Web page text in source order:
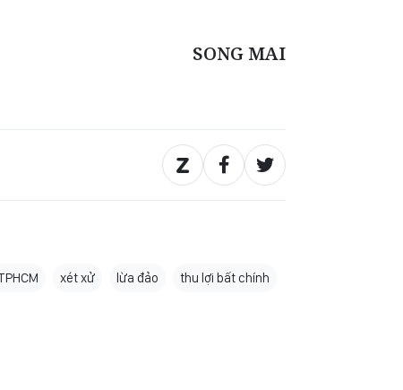
SONG MAI
xét xử lừa đảo thu lợi bất chính